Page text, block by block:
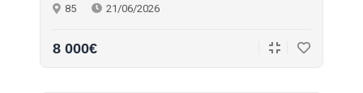
85 21/06/2026
8 000€